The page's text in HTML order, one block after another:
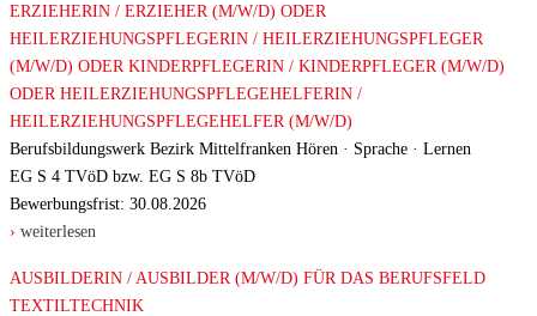
ERZIEHERIN / ERZIEHER (M/W/D) ODER
HEILERZIEHUNGSPFLEGERIN / HEILERZIEHUNGSPFLEGER
(M/W/D) ODER KINDERPFLEGERIN / KINDERPFLEGER (M/W/D)
ODER HEILERZIEHUNGSPFLEGEHELFERIN /
HEILERZIEHUNGSPFLEGEHELFER (M/W/D)
Berufsbildungswerk Bezirk Mittelfranken Hören · Sprache · Lernen
EG S 4 TVöD bzw. EG S 8b TVöD
Bewerbungsfrist: 30 08 2026
› weiterlesen
AUSBILDERIN / AUSBILDER (M/W/D) FÜR DAS BERUFSFELD
TEXTILTECHNIK